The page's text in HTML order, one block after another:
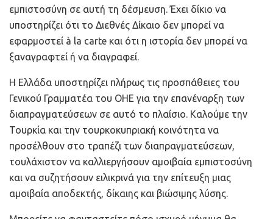
εμπιστοσύνη σε αυτή τη δέσμευση. Έχει δίκιο να
υποστηρίζει ότι το Διεθνές Δίκαιο δεν μπορεί να
εφαρμοστεί à la carte και ότι η ιστορία δεν μπορεί να
ξαναγραφτεί ή να διαγραφεί.
Η Ελλάδα υποστηρίζει πλήρως τις προσπάθειες του
Γενικού Γραμματέα του ΟΗΕ για την επανέναρξη των
διαπραγματεύσεων σε αυτό το πλαίσιο. Καλούμε την
Τουρκία και την τουρκοκυπριακή κοινότητα να
προσέλθουν στο τραπέζι των διαπραγματεύσεων,
τουλάχιστον να καλλιεργήσουν αμοιβαία εμπιστοσύνη
και να συζητήσουν ειλικρινά για την επίτευξη μιας
αμοιβαία αποδεκτής, δίκαιης και βιώσιμης λύσης.